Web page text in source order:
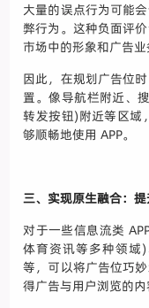
大量的误点行为可能
弊行为。这种负面评
市场中的形象和广告
因此，在规划广告位
置。像导航栏附近、
转发按钮)附近等区域
够顺畅地使用 APP。
三、实现原生融合：
对于一些信息流类
体育资讯等多种领域
等，可以将广告位巧
得广告与用户浏览的内